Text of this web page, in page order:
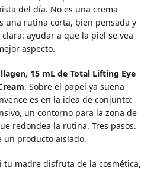
del día. No es una crema
una rutina corta, bien pensada y
ayudar a que la piel se vea
aspecto.
, 15 mL de Total Lifting Eye
. Sobre el papel ya suena
es en la idea de conjunto:
un contorno para la zona de
redondea la rutina. Tres pasos.
un producto aislado.
tu madre disfruta de la cosmética,